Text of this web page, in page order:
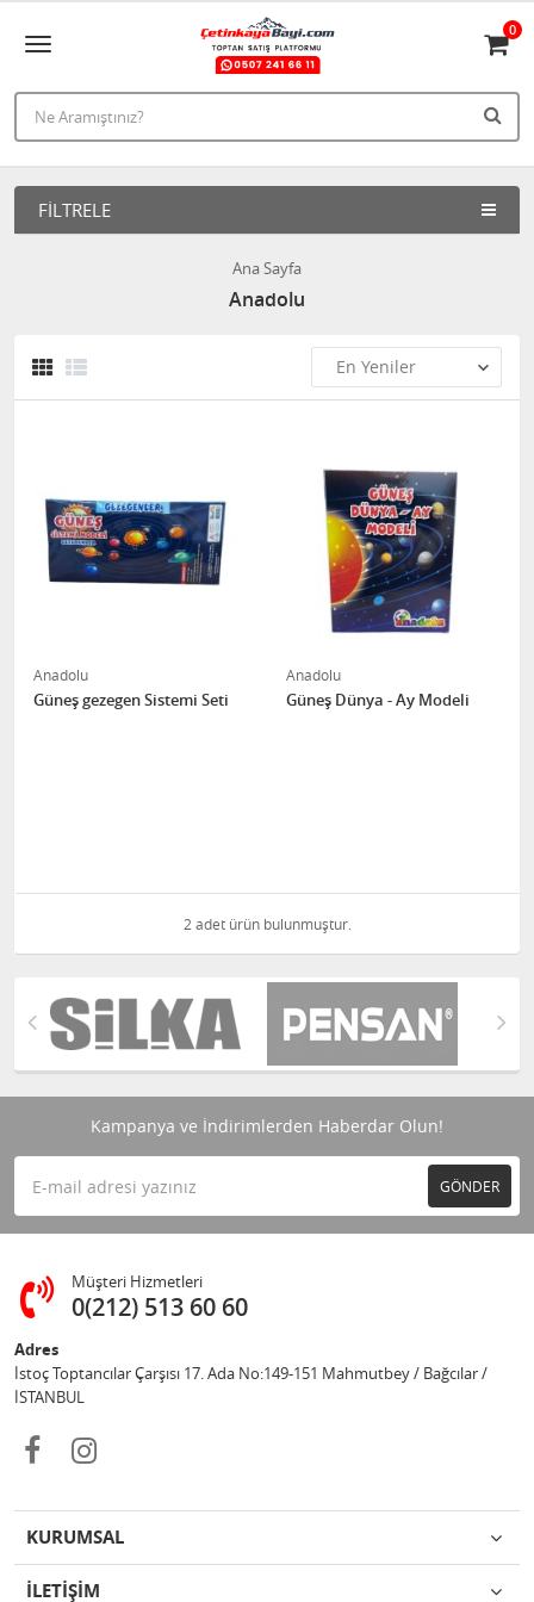
0
FILTRELE
Ana Sayfa
Anadolu
Anadolu
Güneş gezegen Sistemi Seti
Anadolu
Güneş Dünya - Ay Modeli
2 adet ürün bulunmuştur.
Kampanya ve İndirimlerden Haberdar Olun!
GÖNDER
Müşteri Hizmetleri
0(212) 513 60 60
Adres
İstoç Toptancılar Çarşısı 17. Ada No:149-151 Mahmutbey / Bağcılar /
İSTANBUL
KURUMSAL
İLETİŞİM